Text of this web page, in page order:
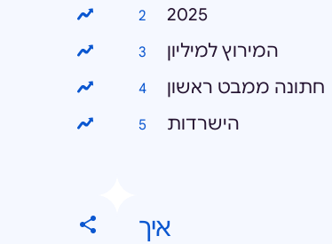
2025
המירוץ למיליון
חתונה ממבט ראשון
הישרדות
איך